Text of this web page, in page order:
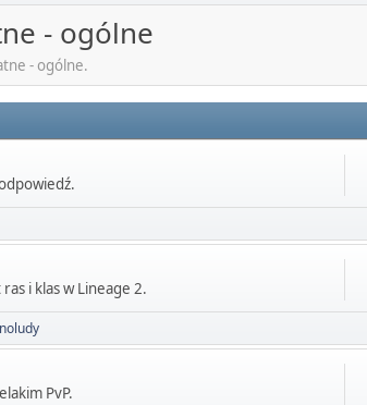
- ogólne
- ogólne.
i klas w Lineage 2.
PvP.